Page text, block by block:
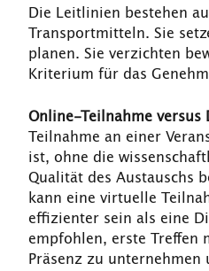
Die Leitlinien bestehen
Transportmitteln. Sie
planen. Sie verzichten
Kriterium für das
Online-Teilnahme versus
Teilnahme an einer
ist, ohne die
Qualität des Austauschs
kann eine virtuelle
effizienter sein als eine
empfohlen, erste Treffen
Präsenz zu unternehmen